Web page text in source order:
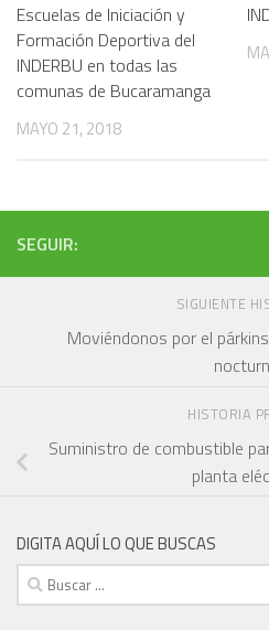
Escuelas de Iniciación y
Formación Deportiva del
INDERBU en todas las
comunas de Bucaramanga
MAYO 21, 2018
SEGUIR:
SIGUIENTE
Moviéndonos por el
HISTORIA
Suministro de combustible
planta
DIGITA AQUÍ LO QUE BUSCAS
Buscar: